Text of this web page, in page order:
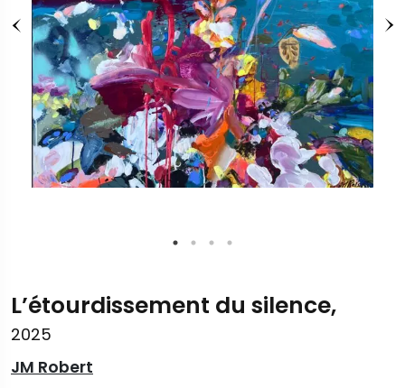
L’étourdissement du silence,
2025
JM Robert